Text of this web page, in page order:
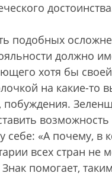
подобных
должно
хотя бы своей
на какие-то
побуждения.
возможность
себе: «А почему, в
всех стран не
Знак помогает,